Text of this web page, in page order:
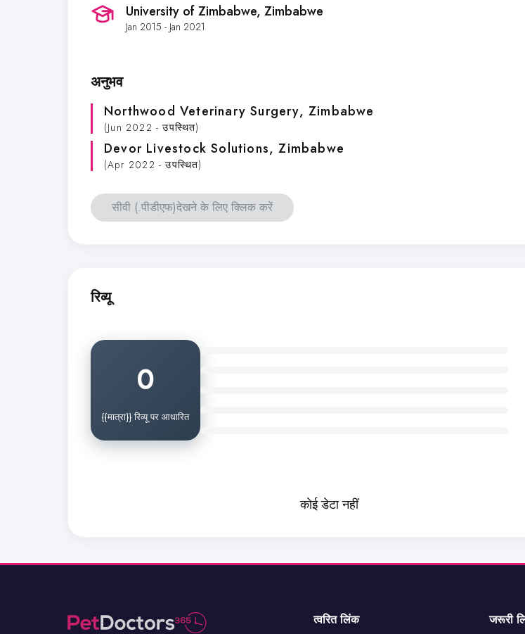
University of Zimbabwe, Zimbabwe
Jan 2015 - Jan 2021
अनुभव
Northwood Veterinary Surgery, Zimbabwe
(Jun 2022 - उपस्थित)
Devor Livestock Solutions, Zimbabwe
(Apr 2022 - उपस्थित)
सीवी (.पीडीएफ)देखने के लिए क्लिक करें
रिव्यू
0
{{मात्रा}} रिव्यू पर आधारित
कोई डेटा नहीं
त्वरित लिंक जरूरी